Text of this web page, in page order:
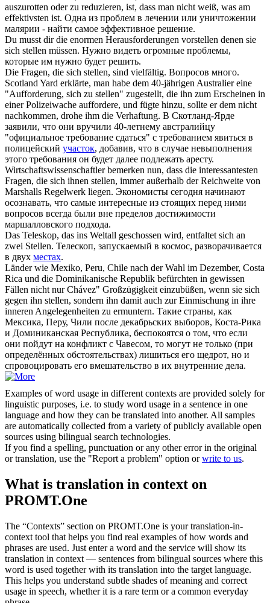
auszurotten oder zu reduzieren, ist, dass man nicht weiß, was am
effektivsten ist. Одна из проблем в лечении или уничтожении
малярии - найти самое эффективное решение.
Du musst dir die enormen Herausforderungen vorstellen denen sie
sich stellen müssen. Нужно видеть огромные проблемы,
которые им нужно будет решить.
Die Fragen, die sich stellen, sind vielfältig. Вопросов много.
Scotland Yard erklärte, man habe dem 40-jährigen Australier eine
"Aufforderung, sich zu stellen" zugestellt, die ihn zum Erscheinen in
einer Polizeiwache auffordere, und fügte hinzu, sollte er dem nicht
nachkommen, drohe ihm die Verhaftung. В Скотланд-Ярде
заявили, что они вручили 40-летнему австралийцу
"официальное требование сдаться" с требованием явиться в
полицейский участок, добавив, что в случае невыполнения
этого требования он будет далее подлежать аресту.
Wirtschaftswissenschaftler bemerken nun, dass die interessantesten
Fragen, die sich ihnen stellen, immer außerhalb der Reichweite von
Marshalls Regelwerk liegen. Экономисты сегодня начинают
осознавать, что самые интересные из стоящих перед ними
вопросов всегда были вне пределов достижимости
маршалловского подхода.
Das Teleskop, das ins Weltall geschossen wird, entfaltetsich an
zwei Stellen. Телескоп, запускаемый в космос, разворачивается
в двух местах.
Länder wie Mexiko, Peru, Chile nach der Wahl im Dezember, Costa
Rica und die Dominikanische Republik befürchten in gewissen
Fällen nicht nur Chávez" Großzügigkeit einzubüßen, wenn sie sich
gegen ihn stellen, sondern ihn damit auch zur Einmischung in ihre
inneren Angelegenheiten zu ermuntern. Такие страны, как
Мексика, Перу, Чили после декабрьских выборов, Коста-Рика
и Доминиканская Республика, беспокоятся о том, что если
они пойдут на конфликт с Чавесом, то могут не только (при
определённых обстоятельствах) лишиться его щедрот, но и
спровоцировать его вмешательство в их внутренние дела.
Examples of word usage in different contexts are provided solely for
linguistic purposes, i.e. to study word usage in a sentence in one
language and how they can be translated into another. All samples
are automatically collected from a variety of publicly available open
sources using bilingual search technologies.
If you find a spelling, punctuation or any other error in the original
or translation, use the "Report a problem" option orwrite to us.
What is translation in context on
PROMT.One
The “Contexts” section on PROMT.One is your translation-in-
context tool that helps you find real examples of how words and
phrases are used. Just enter a word and the service will show its
translation in context — sentences from bilingual sources where this
word is used together with its translation into the target language.
This helps you understand subtle shades of meaning and correct
usage in speech, whether it is a rare term or a common everyday